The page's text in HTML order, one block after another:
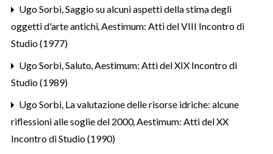
Ugo Sorbi,Saggio su alcuni aspetti della stima degli
oggetti d'arte antichi,Aestimum: Atti del VIII Incontro di
Studio (1977)
Ugo Sorbi,Saluto,Aestimum: Atti del XIX Incontro di
Studio (1989)
Ugo Sorbi, La valutazione delle risorse idriche: alcune
riflessioni alle soglie del 2000,Aestimum: Atti del XX
Incontro di Studio (1990)